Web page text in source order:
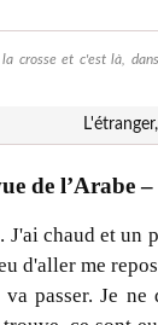
crosse et c'est là,
de l’Arabe –
chaud et un
d'aller me
passer. Je ne